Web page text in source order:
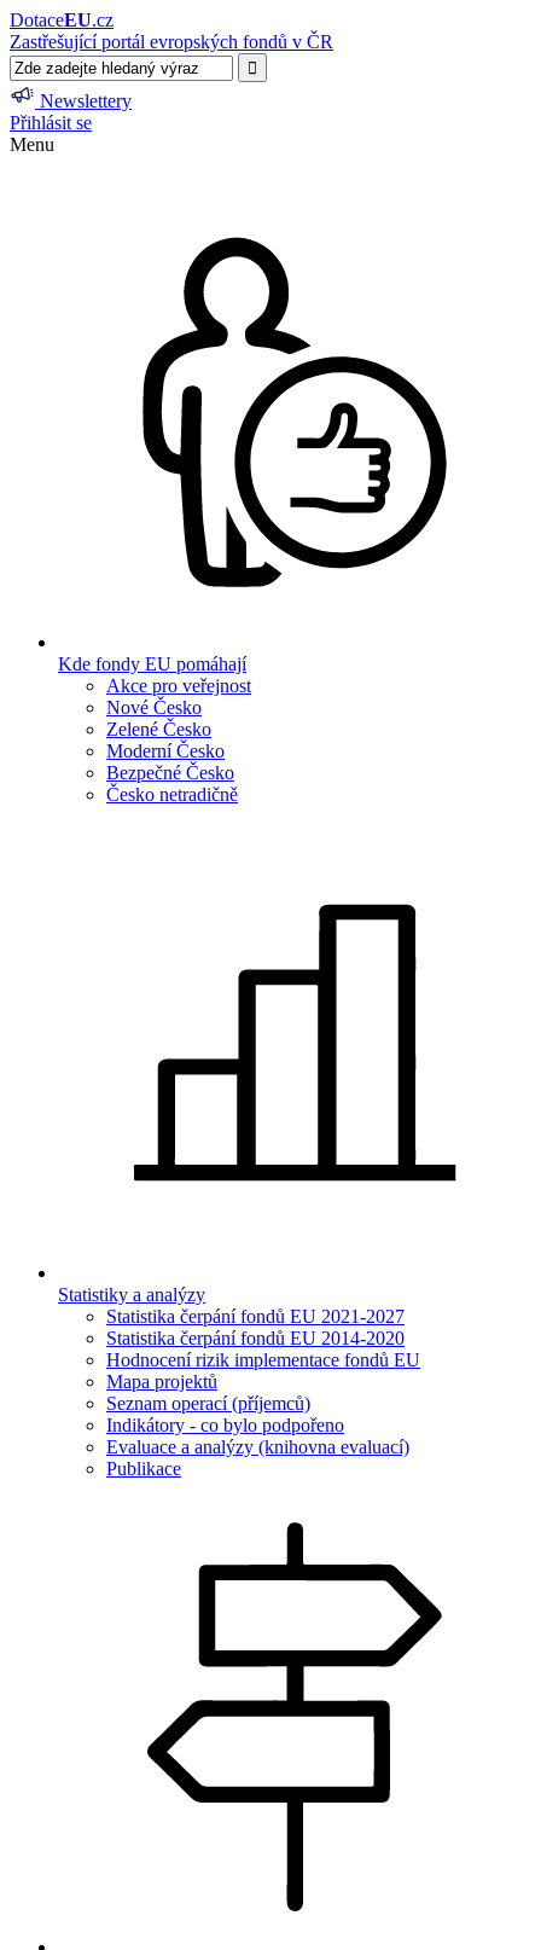
DotaceEU.cz
Zastřešující portál evropských fondů v ČR
Newslettery
Přihlásit se
Menu
Kde fondy EU pomáhají
Akce pro veřejnost
Nové Česko
Zelené Česko
Moderní Česko
Bezpečné Česko
Česko netradičně
Statistiky a analýzy
Statistika čerpání fondů EU 2021-2027
Statistika čerpání fondů EU 2014-2020
Hodnocení rizik implementace fondů EU
Mapa projektů
Seznam operací (příjemců)
Indikátory - co bylo podpořeno
Evaluace a analýzy (knihovna evaluací)
Publikace